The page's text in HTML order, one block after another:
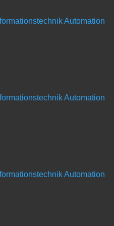
Automation
Automation
Automation
Rohguss­teilen aus Grau- oder
Komponenten liefern wir alles
– Start: 2027
/